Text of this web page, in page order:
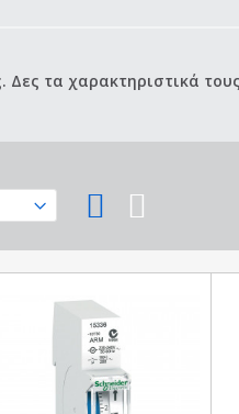
Δες τα χαρακτηριστικά